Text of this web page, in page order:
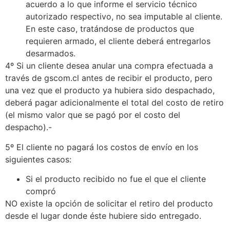
acuerdo a lo que informe el servicio técnico
autorizado respectivo, no sea imputable al cliente.
En este caso, tratándose de productos que
requieren armado, el cliente deberá entregarlos
desarmados.
4º Si un cliente desea anular una compra efectuada a
través de gscom.cl antes de recibir el producto, pero
una vez que el producto ya hubiera sido despachado,
deberá pagar adicionalmente el total del costo de retiro
(el mismo valor que se pagó por el costo del
despacho).-
5º El cliente no pagará los costos de envío en los
siguientes casos:
Si el producto recibido no fue el que el cliente
compró
NO existe la opción de solicitar el retiro del producto
desde el lugar donde éste hubiere sido entregado.